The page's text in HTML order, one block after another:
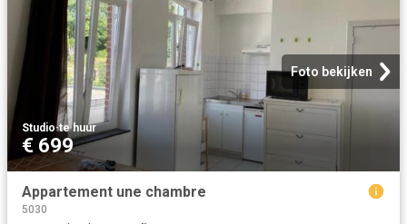
Foto bekijken
Studio·te huur
€ 699
Appartement une chambre
5030